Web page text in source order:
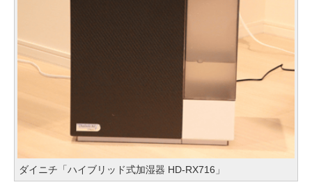
ダイニチ「ハイブリッド式加湿器 HD-RX716」